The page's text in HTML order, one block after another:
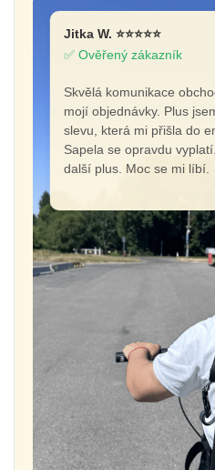
Jitka W. ⭐⭐⭐⭐⭐
✅ Ověřený zákazník
Skvělá komunikace
mojí objednávky. Plus
slevu, která mi přišla do
Sapela se opravdu
další plus. Moc se mi líbí.